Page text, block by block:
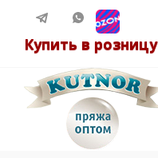
Купить в розницу